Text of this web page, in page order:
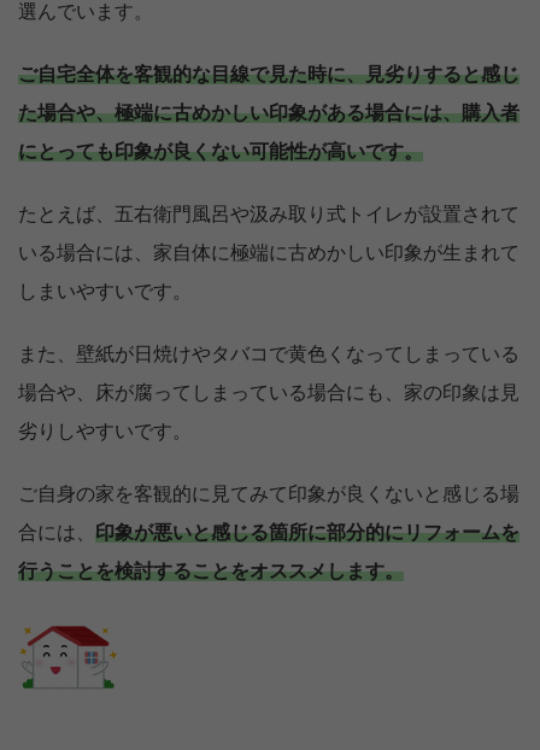
選んでいます。
ご自宅全体を客観的な目線で見た時に、見劣りすると感じ
た場合や、極端に古めかしい印象がある場合には、購入者
にとっても印象が良くない可能性が高いです。
たとえば、五右衛門風呂や汲み取り式トイレが設置されて
いる場合には、家自体に極端に古めかしい印象が生まれて
しまいやすいです。
また、壁紙が日焼けやタバコで黄色くなってしまっている
場合や、床が腐ってしまっている場合にも、家の印象は見
劣りしやすいです。
ご自身の家を客観的に見てみて印象が良くないと感じる場
合には、 印象が悪いと感じる箇所に部分的にリフォームを
行うことを検討することをオススメします。